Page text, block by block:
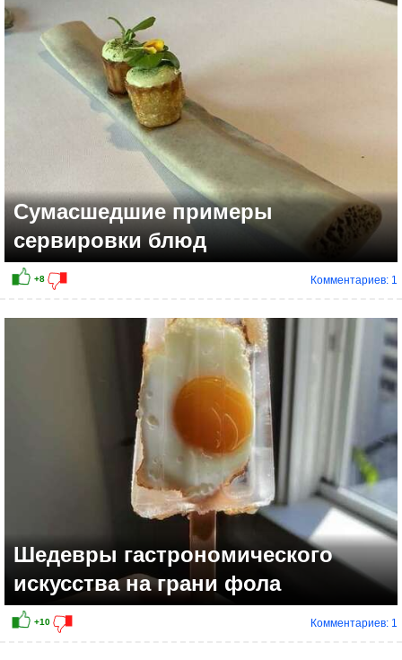
Сумасшедшие примеры
сервировки блюд
Комментариев: 1
Шедевры гастрономического
искусства на грани фола
Комментариев: 1